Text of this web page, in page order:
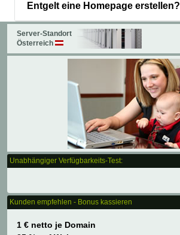
Entgelt eine Homepage erstellen?
Server-Standort
Österreich
Unabhängiger Verfügbarkeits-Test:
Kunden empfehlen - Bonus kassieren
1 € netto je Domain